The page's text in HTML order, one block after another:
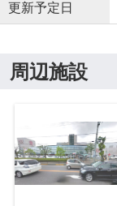
更新予定日
周辺施設